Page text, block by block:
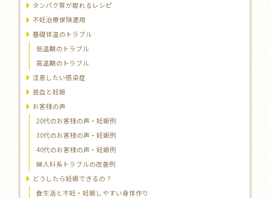
タンパク質が取れるレシピ
不妊治療保険適用
基礎体温のトラブル
低温期のトラブル
高温期のトラブル
注意したい感染症
貧血と妊娠
お客様の声
20代のお客様の声・妊娠例
30代のお客様の声・妊娠例
40代のお客様の声・妊娠例
婦人科系トラブルの改善例
どうしたら妊娠できるの？
食生活と不妊・妊娠しやすい身体作り